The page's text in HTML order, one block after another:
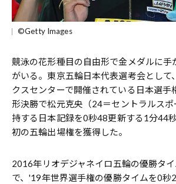
©Getty Images
競泳の花形種目の自由形で金メダルに手
がいる。東京五輪日本代表選考会として
クスセンターで開催されている日本選手
形決勝で松元克央（24＝セントラルス
持する日本記録を0秒48更新する1分44
初の五輪出場権を獲得した。
2016年リオデジャネイロ五輪の優勝タ
で、'19年世界選手権の優勝タイムを0秒